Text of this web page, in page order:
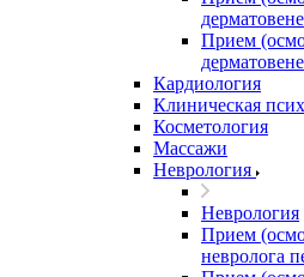
Прием
Кардиология
Клиническая
Косметология
Массажи
Неврология
Неврология
Прием
невролога